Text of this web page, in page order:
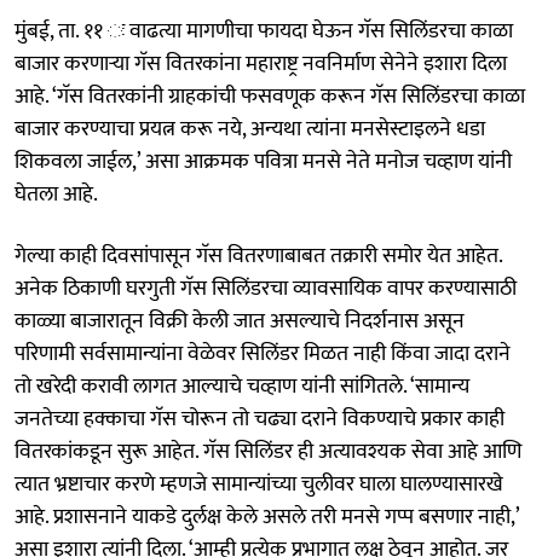
​मुंबई, ता. ११ ः वाढत्या मागणीचा फायदा घेऊन गॅस सिलिंडरचा काळा
बाजार करणाऱ्या गॅस वितरकांना महाराष्ट्र नवनिर्माण सेनेने इशारा दिला
आहे. ‘गॅस वितरकांनी ग्राहकांची फसवणूक करून गॅस सिलिंडरचा काळा
बाजार करण्याचा प्रयत्न करू नये, अन्यथा त्यांना मनसेस्टाइलने धडा
शिकवला जाईल,’ असा आक्रमक पवित्रा मनसे नेते मनोज चव्हाण यांनी
घेतला आहे.
गेल्या काही दिवसांपासून गॅस वितरणाबाबत तक्रारी समोर येत आहेत.
अनेक ठिकाणी घरगुती गॅस सिलिंडरचा व्यावसायिक वापर करण्यासाठी
काळ्या बाजारातून विक्री केली जात असल्याचे निदर्शनास असून
परिणामी सर्वसामान्यांना वेळेवर सिलिंडर मिळत नाही किंवा जादा दराने
तो खरेदी करावी लागत आल्याचे चव्हाण यांनी सांगितले. ‘सामान्य
जनतेच्या हक्काचा गॅस चोरून तो चढ्या दराने विकण्याचे प्रकार काही
वितरकांकडून सुरू आहेत. गॅस सिलिंडर ही अत्यावश्यक सेवा आहे आणि
त्यात भ्रष्टाचार करणे म्हणजे सामान्यांच्या चुलीवर घाला घालण्यासारखे
आहे. प्रशासनाने याकडे दुर्लक्ष केले असले तरी मनसे गप्प बसणार नाही,’
असा इशारा त्यांनी दिला. ‘आम्ही प्रत्येक प्रभागात लक्ष ठेवून आहोत. जर